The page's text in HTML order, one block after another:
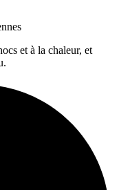
et à la chaleur, et